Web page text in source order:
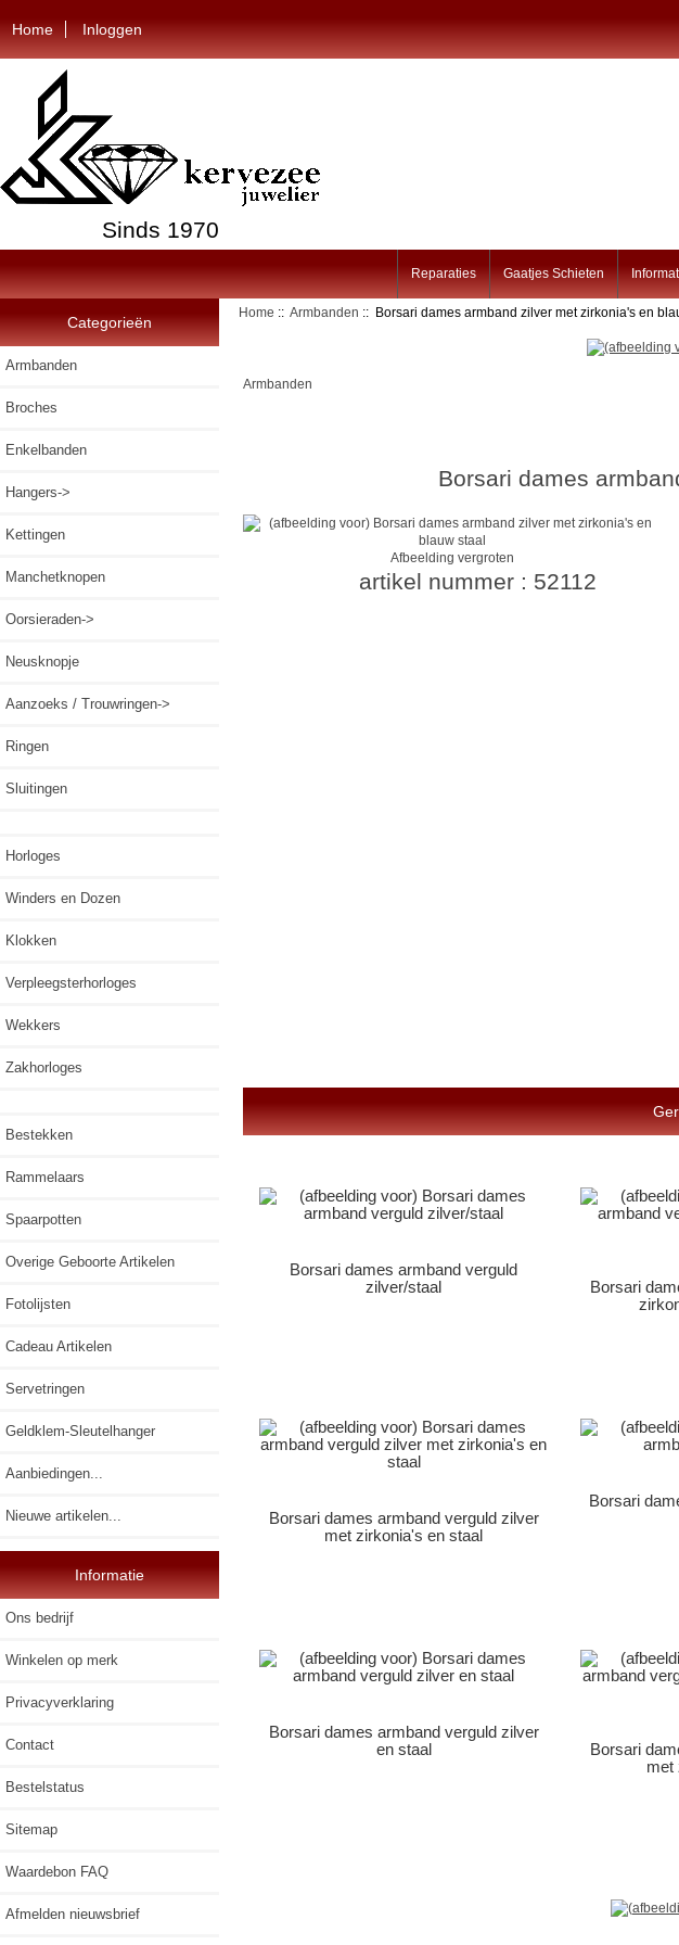
Home Inloggen
Sinds 1970
Reparaties Gaatjes Schieten
Categorieën
Armbanden
Broches
Enkelbanden
Hangers->
Kettingen
Manchetknopen
Oorsieraden->
Neusknopje
Aanzoeks / Trouwringen->
Ringen
Sluitingen
Horloges
Winders en Dozen
Klokken
Verpleegsterhorloges
Wekkers
Zakhorloges
Bestekken
Rammelaars
Spaarpotten
Overige Geboorte Artikelen
Fotolijsten
Cadeau Artikelen
Servetringen
Geldklem-Sleutelhanger
Aanbiedingen...
Nieuwe artikelen...
Informatie
Ons bedrijf
Winkelen op merk
Privacyverklaring
Contact
Bestelstatus
Sitemap
Waardebon FAQ
Afmelden nieuwsbrief
Home ::Armbanden :: Borsari dames armband zilver met zirkonia's en
Armbanden
Borsari dames
Afbeelding vergroten
artikel nummer : 52112
Borsari dames armband verguld
zilver/staal
Borsari
Borsari dames armband verguld zilver
met zirkonia's en staal
Borsari
Borsari dames armband verguld zilver
en staal
Borsari
met